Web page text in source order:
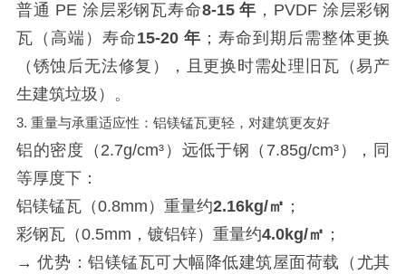
普通 PE 涂层彩钢瓦寿命8-15 年 ，PVDF 涂层彩钢
瓦（高端）寿命15-20 年 ；寿命到期后需整体更换
（锈蚀后无法修复），且更换时需处理旧瓦（易产
生建筑垃圾）。
3. 重量与承重适应性：铝镁锰瓦更轻，对建筑更友好
铝的密度（2.7g/cm³）远低于钢（7.85g/cm³），同
等厚度下：
铝镁锰瓦（0.8mm）重量约2.16kg/㎡ ；
彩钢瓦（0.5mm，镀铝锌）重量约4.0kg/㎡ ；
→ 优势：铝镁锰瓦可大幅降低建筑屋面荷载（尤其